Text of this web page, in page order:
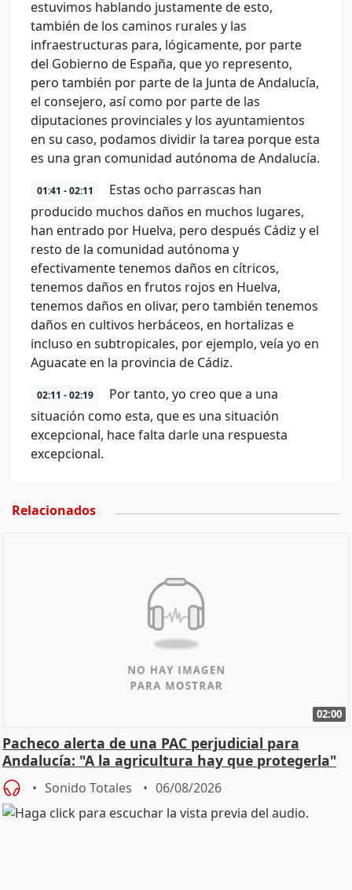
estuvimos hablando justamente de esto,
también de los caminos rurales y las
infraestructuras para, lógicamente, por parte
del Gobierno de España, que yo represento,
pero también por parte de la Junta de Andalucía,
el consejero, así como por parte de las
diputaciones provinciales y los ayuntamientos
en su caso, podamos dividir la tarea porque esta
es una gran comunidad autónoma de Andalucía.
01:41 - 02:11
Estas ocho parrascas han
producido muchos daños en muchos lugares,
han entrado por Huelva, pero después Cádiz y el
resto de la comunidad autónoma y
efectivamente tenemos daños en cítricos,
tenemos daños en frutos rojos en Huelva,
tenemos daños en olivar, pero también tenemos
daños en cultivos herbáceos, en hortalizas e
incluso en subtropicales, por ejemplo, veía yo en
Aguacate en la provincia de Cádiz.
02:11 - 02:19
Por tanto, yo creo que a una
situación como esta, que es una situación
excepcional, hace falta darle una respuesta
excepcional.
Relacionados
02:00
Pacheco alerta de una PAC perjudicial para
Andalucía: "A la agricultura hay que protegerla"
Sonido Totales 06/08/2026